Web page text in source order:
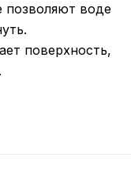
позволяют воде
поверхность,